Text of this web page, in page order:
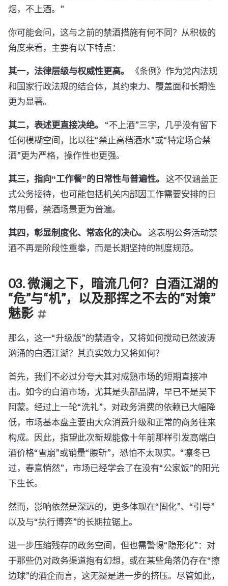
烟，不上酒。”
你可能会问，这与之前的禁酒措施有何不同？从积极的
角度来看，主要有以下特点：
其一，法律层级与权威性更高。
《条例》作为党内法规
和国家行政法规的结合体，其约束力、覆盖面和长期性
更为显著。
其二，表述更直接决绝。 “不上酒”三字，几乎没有留下
任何模糊空间，比以往“禁止高档酒水”或“特定场合禁
酒”更为严格，操作性也更强。
其三，指向“工作餐”的日常性与普遍性。 这不仅涵盖正
式公务接待，也可能包括机关内部因工作需要安排的日
常用餐，禁酒场景更为普遍。
其四，彰显制度化、常态化的决心。 这表明公务活动禁
酒不再是阶段性重拳，而是长期坚持的制度规范。
03. 微澜之下，暗流几何？白酒江湖的
“危”与“机”，以及那挥之不去的“对策”
魅影
那么，这一“升级版”的禁酒令，又将如何搅动已然波涛
汹涌的白酒江湖？其真实效力又将如何？
首先，我们不必过分夸大其对成熟市场的短期直接冲
击。如今的白酒市场，尤其是头部品牌，早已不是吴下
阿蒙。经过上一轮“洗礼”，对政务消费的依赖已大幅降
低，市场基本盘主要由大众消费升级和正常的商务往来
构成。因此，指望此次新规能像十年前那样引发高端白
酒价格“雪崩”或销量“腰斩”，恐怕不太现实。“凛冬已
过，春意悄然”，市场已经学会了在没有“公家饭”的阳光
下生长。
然而，影响依然是深远的，更多体现在“固化”、“引导”
以及与“执行博弈”的长期拉锯上。
进一步压缩残存的政务空间，但也需警惕“隐形化”：对
于那些仍对政务渠道抱有幻想，或在某些角落仍存在“擦
边球”的酒企而言，这无疑是进一步的挤压。尽管如此，